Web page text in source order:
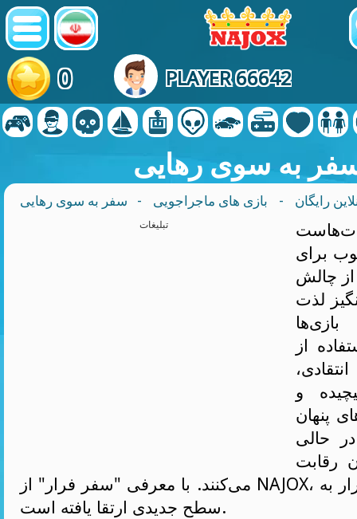
0 PLAYER 66642
به سوی رهایی
رایگان - بازی های ماجراجویی - سفر به سوی رهایی
تبلیغات
برای
چالش
لذت
از
و
پنهان
حالی
رقابت
می‌کنند. با معرفی "سفر فرار" از NAJOX، تجربه بازی‌های فرار به
سطح جدیدی ارتقا یافته است.